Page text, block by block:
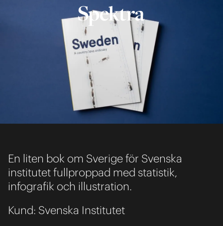
En liten bok om Sverige för Svenska
institutet fullproppad med statistik,
infografik och illustration.
Kund: Svenska Institutet